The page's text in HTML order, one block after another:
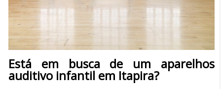
Está em busca de um aparelhos
auditivo infantil em Itapira?